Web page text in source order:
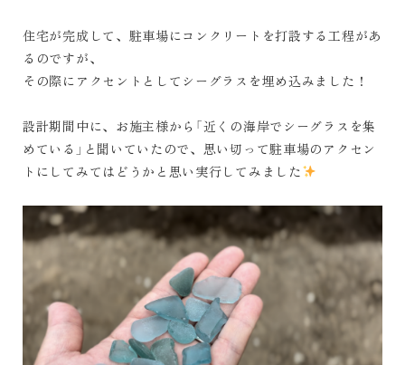
住宅が完成して、駐車場にコンクリートを打設する工程があ
るのですが、
その際にアクセントとしてシーグラスを埋め込みました！
設計期間中に、お施主様から「近くの海岸でシーグラスを集
めている」と聞いていたので、思い切って駐車場のアクセン
トにしてみてはどうかと思い実行してみました